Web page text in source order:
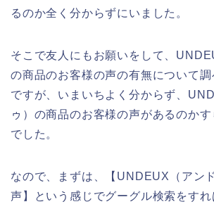
るのか全く分からずにいました。
そこで友人にもお願いをして、
の商品のお客様の声の有無について
ですが、いまいちよく分からず、
ゥ）の商品のお客様の声があるのか
でした。
なので、まずは、【UNDEUX（アン
声】という感じでグーグル検索をすれ